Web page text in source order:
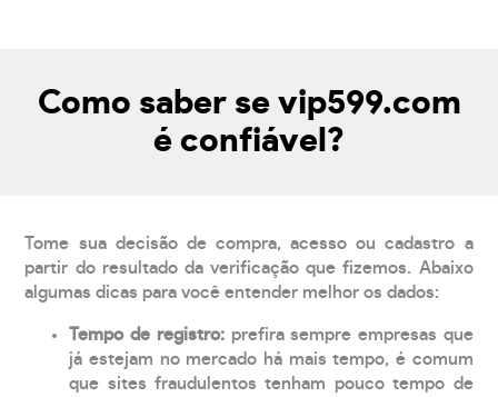
Como saber se vip599.com
é confiável?
Tome sua decisão de compra, acesso ou cadastro a
partir do resultado da verificação que fizemos. Abaixo
algumas dicas para você entender melhor os dados:
Tempo de registro: prefira sempre empresas que
já estejam no mercado há mais tempo, é comum
que sites fraudulentos tenham pouco tempo de